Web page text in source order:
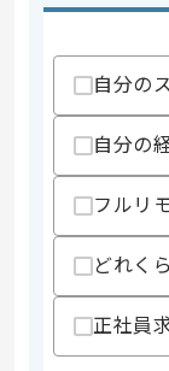
スキル
精算・お支払い
自分の
自分の
フルリ
どれく
正社員